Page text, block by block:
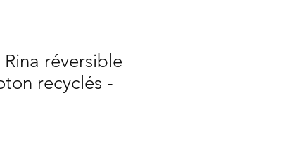
réversible
recyclés -